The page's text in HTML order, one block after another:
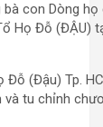
con Dòng họ
Họ Đỗ (ĐẬU)
(Đậu) Tp.
và tu chỉnh